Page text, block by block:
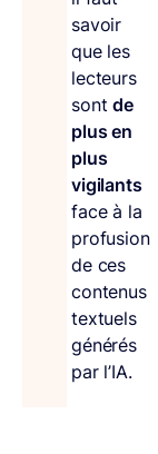
savoir
que les
lecteurs
sontde
plus en
plus
vigilants
face à la
profusion
de ces
contenus
textuels
générés
par l’IA.